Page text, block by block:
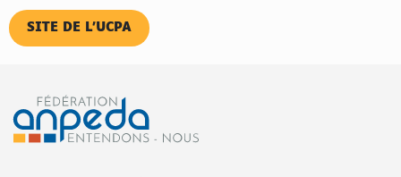
SITE DE L’UCPA